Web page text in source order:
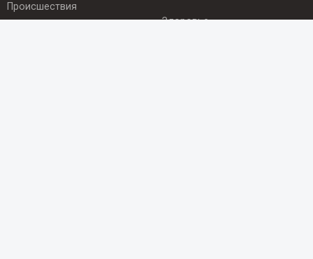
Происшествия
Здоровье